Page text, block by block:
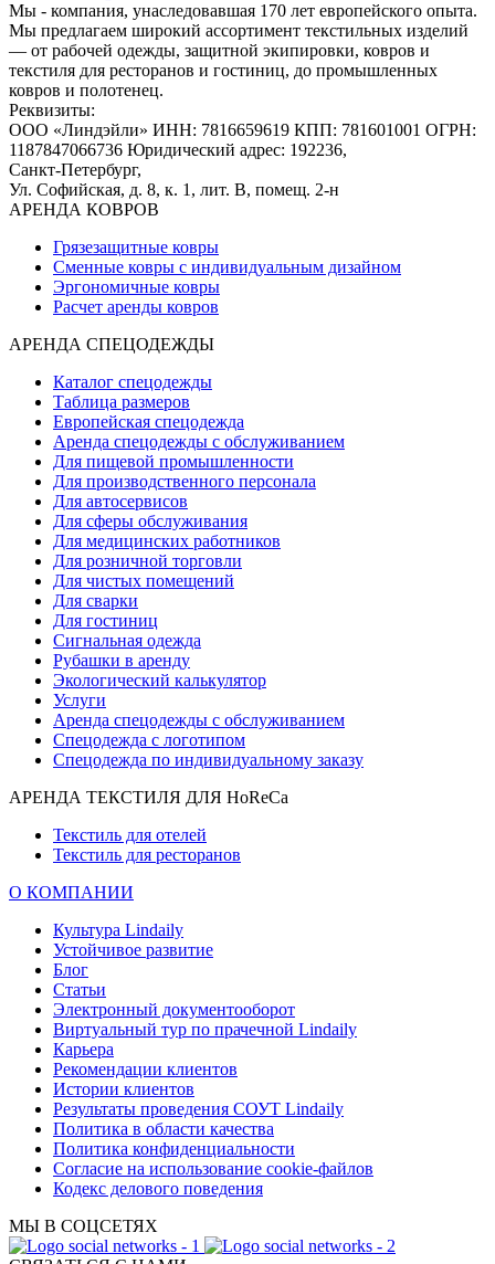
Мы - компания, унаследовавшая 170 лет европейского опыта.
Мы предлагаем широкий ассортимент текстильных изделий
— от рабочей одежды, защитной экипировки, ковров и
текстиля для ресторанов и гостиниц, до промышленных
ковров и полотенец.
Реквизиты:
ООО «Линдэйли» ИНН: 7816659619 КПП: 781601001 ОГРН:
1187847066736 Юридический адрес: 192236,
Санкт-Петербург,
Ул. Софийская, д. 8, к. 1, лит. В, помещ. 2-н
АРЕНДА КОВРОВ
Грязезащитные ковры
Сменные ковры с индивидуальным дизайном
Эргономичные ковры
Расчет аренды ковров
АРЕНДА СПЕЦОДЕЖДЫ
Каталог спецодежды
Таблица размеров
Европейская спецодежда
Аренда спецодежды с обслуживанием
Для пищевой промышленности
Для производственного персонала
Для автосервисов
Для сферы обслуживания
Для медицинских работников
Для розничной торговли
Для чистых помещений
Для сварки
Для гостиниц
Сигнальная одежда
Рубашки в аренду
Экологический калькулятор
Услуги
Аренда спецодежды с обслуживанием
Спецодежда с логотипом
Спецодежда по индивидуальному заказу
АРЕНДА ТЕКСТИЛЯ ДЛЯ HoReCa
Текстиль для отелей
Текстиль для ресторанов
О КОМПАНИИ
Культура Lindaily
Устойчивое развитие
Блог
Статьи
Электронный документооборот
Виртуальный тур по прачечной Lindaily
Карьера
Рекомендации клиентов
Истории клиентов
Результаты проведения СОУТ Lindaily
Политика в области качества
Политика конфиденциальности
Согласие на использование cookie-файлов
Кодекс делового поведения
МЫ В СОЦСЕТЯХ